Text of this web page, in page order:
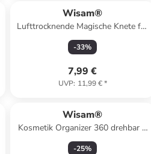
Wisam®
Lufttrocknende Magische Knete für
Kinder mit Modellierwerkzeug 12
Farben
-33%
7,99 €
UVP: 11,99 €*
Wisam®
Kosmetik Organizer 360 drehbar 5
Fächer Make-up
-25%